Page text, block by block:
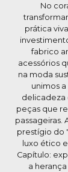
No
prática
fabrico
acessórios
na moda
unimos
delicadeza
peças que
passageiras.
prestígio do
luxo ético
Capítulo:
a